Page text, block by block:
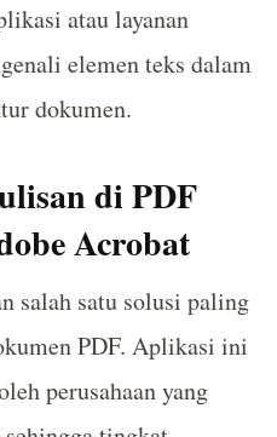
atau layanan
elemen teks dalam
dokumen.
di PDF
Acrobat
salah satu solusi paling
PDF. Aplikasi ini
perusahaan yang